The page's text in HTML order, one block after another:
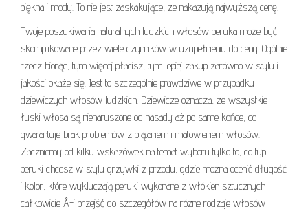
piękna i mody. To nie jest zaskakujące, że nakazują najwyższą cenę.
Twoje poszukiwania naturalnych ludzkich włosów peruka może być
skomplikowane przez wiele czynników w uzupełnieniu do ceny. Ogólnie
rzecz biorąc, tym więcej płacisz, tym lepiej zakup zarówno w stylu i
jakości okaże się. Jest to szczególnie prawdziwe w przypadku
dziewiczych włosów ludzkich. Dziewicze oznacza, że wszystkie
łuski włosa są nienaruszone od nasady aż po same końce, co
gwarantuje brak problemów z plątaniem i matowieniem włosów.
Zaczniemy od kilku wskazówek na temat wyboru tylko to, co typ
peruki chcesz w stylu grzywki z przodu, gdzie można ocenić długość
i kolor, które wykluczają peruki wykonane z włókien sztucznych
całkowicie Â-i przejść do szczegółów na różne rodzaje włosów